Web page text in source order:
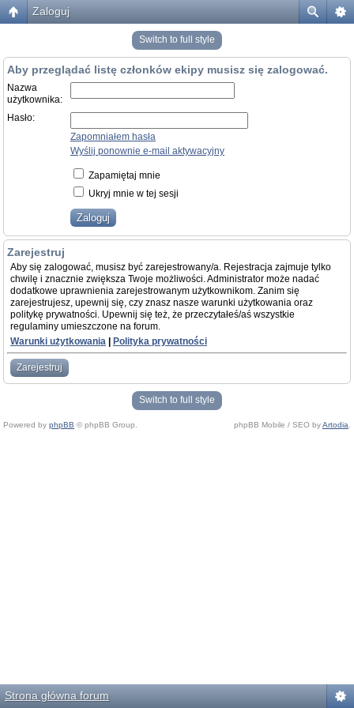
Zaloguj
Switch to full style
Aby przeglądać listę członków ekipy musisz się zalogować.
Nazwa
użytkownika:
Hasło:
Zapomniałem hasła
Wyślij ponownie e-mail aktywacyjny
Zapamiętaj mnie
Ukryj mnie w tej sesji
Zarejestruj
Aby się zalogować, musisz być zarejestrowany/a. Rejestracja zajmuje tylko
chwilę i znacznie zwiększa Twoje możliwości. Administrator może nadać
dodatkowe uprawnienia zarejestrowanym użytkownikom. Zanim się
zarejestrujesz, upewnij się, czy znasz nasze warunki użytkowania oraz
politykę prywatności. Upewnij się też, że przeczytałeś/aś wszystkie
regulaminy umieszczone na forum.
Warunki użytkowania
Polityka prywatności
Zarejestruj
Switch to full style
Powered by phpBB © phpBB Group. phpBB Mobile / SEO byArtodia
Strona główna forum